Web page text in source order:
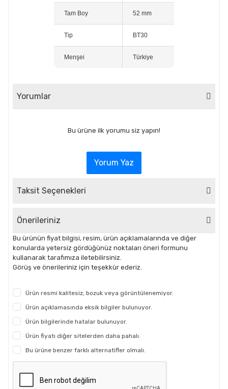
Tam Boy 52 mm
Tip BT30
Menşei Türkiye
Yorumlar
Bu ürüne ilk yorumu siz yapın!
Yorum Yaz
Taksit Seçenekleri
Önerileriniz
Bu ürünün fiyat bilgisi, resim, ürün açıklamalarında ve diğer
konularda yetersiz gördüğünüz noktaları öneri formunu
kullanarak tarafımıza iletebilirsiniz.
Görüş ve önerileriniz için teşekkür ederiz.
Ürün resmi kalitesiz, bozuk veya görüntülenemiyor.
Ürün açıklamasında eksik bilgiler bulunuyor.
Ürün bilgilerinde hatalar bulunuyor.
Ürün fiyatı diğer sitelerden daha pahalı.
Bu ürüne benzer farklı alternatifler olmalı.